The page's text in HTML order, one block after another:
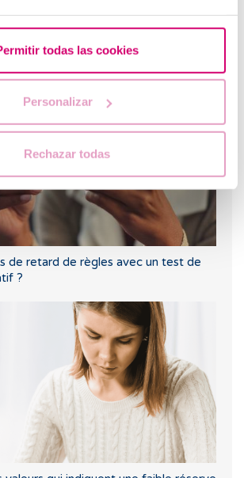
todas las cookies
Personalizar
Rechazar todas
causes, lien avec les règles et la
de retard de règles avec un test de
?